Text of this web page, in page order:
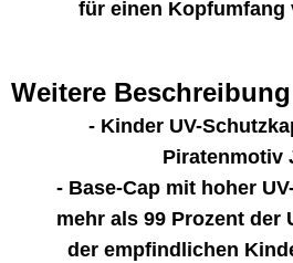
für einen Kopfumfang
Weitere Beschreibung
- Kinder UV-
Piratenmotiv
- Base-Cap mit hoher
mehr als 99 Prozent der
der empfindlichen